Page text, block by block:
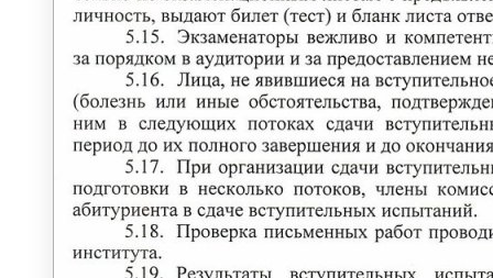
Книгообеспеченность
Преподавателям
Наукометрия
Доступная среда
ЮРИДИЧЕСКИЙ КОНСУЛЬТАЦИОННО-
МЕТОДИЧЕСКИЙ ЦЕНТР
ЭЛЕКТРОННО-БИБЛИОТЕЧНАЯ
СИСТЕМА СИБУП